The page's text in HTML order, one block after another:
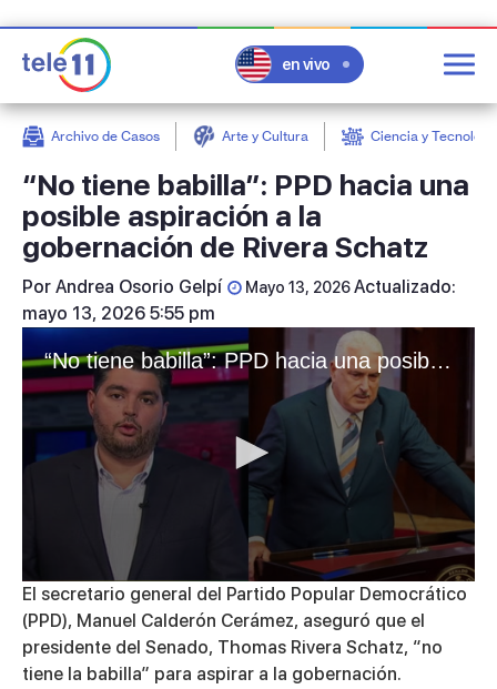
en vivo
Archivo de Casos Arte y Cultura Ciencia y
“No tiene babilla”: PPD hacia una
posible aspiración a la
gobernación de Rivera Schatz
Por Andrea Osorio Gelpí Mayo 13, 2026Actualizado:
mayo 13, 2026 5:55 pm
“No tiene babilla”: PPD hacia una posible aspiración a la gobernación de Rivera Schatz
0
of
3
minutes,
25
El secretario general del Partido Popular Democrático
(PPD), Manuel Calderón Cerámez, aseguró que el
presidente del Senado, Thomas Rivera Schatz, “no
tiene la babilla” para aspirar a la gobernación.
post